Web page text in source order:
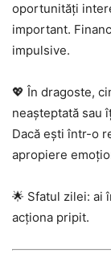
oportunități
important.
impulsive.
💖 În dragoste,
neașteptată sau
Dacă ești într-o
apropiere
🌟 Sfatul zilei: ai
acționa pripit.